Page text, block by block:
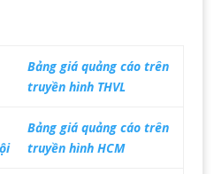
Bảng giá quảng cáo trên
truyền hình THVL
Bảng giá quảng cáo trên
truyền hình HCM